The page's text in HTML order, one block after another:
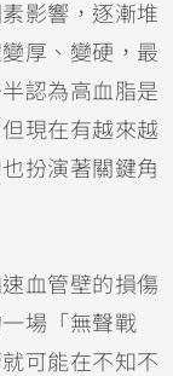
影響，逐漸堆
厚、變硬，最
認為高血脂是
現在有越來越
扮演著關鍵角
血管壁的損傷
場「無聲戰
可能在不知不